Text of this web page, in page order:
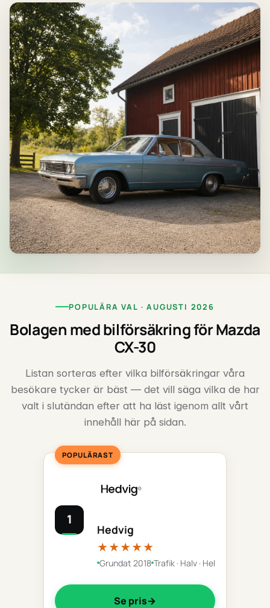
POPULÄRA VAL · AUGUSTI 2026
Bolagen med bilförsäkring för Mazda
CX-30
Listan sorteras efter vilka bilförsäkringar våra
besökare tycker är bäst — det vill säga vilka de har
valt i slutändan efter att ha läst igenom allt vårt
innehåll här på sidan.
POPULÄRAST
1
Hedvig
★★★★★
Grundat 2018 Trafik · Halv · Hel
Se pris